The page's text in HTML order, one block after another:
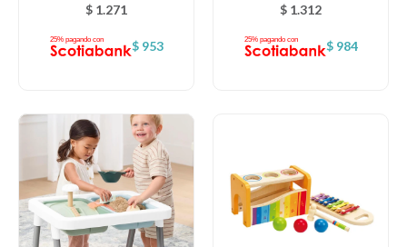
MONTESSORI taf toys
$ 1.271
$ 953
$ 1.312
$ 984